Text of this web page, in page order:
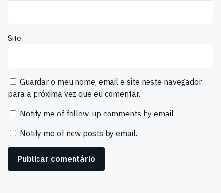
Site
Guardar o meu nome, email e site neste navegador
para a próxima vez que eu comentar.
Notify me of follow-up comments by email.
Notify me of new posts by email.